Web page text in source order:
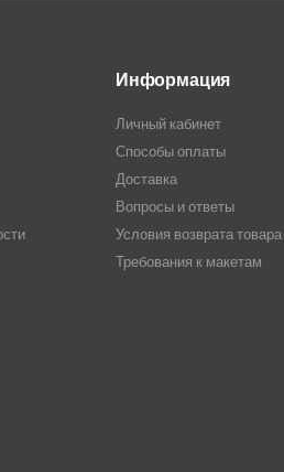
Информация
Личный кабинет
Способы оплаты
Доставка
Вопросы и ответы
Условия возврата товара
Требования к макетам